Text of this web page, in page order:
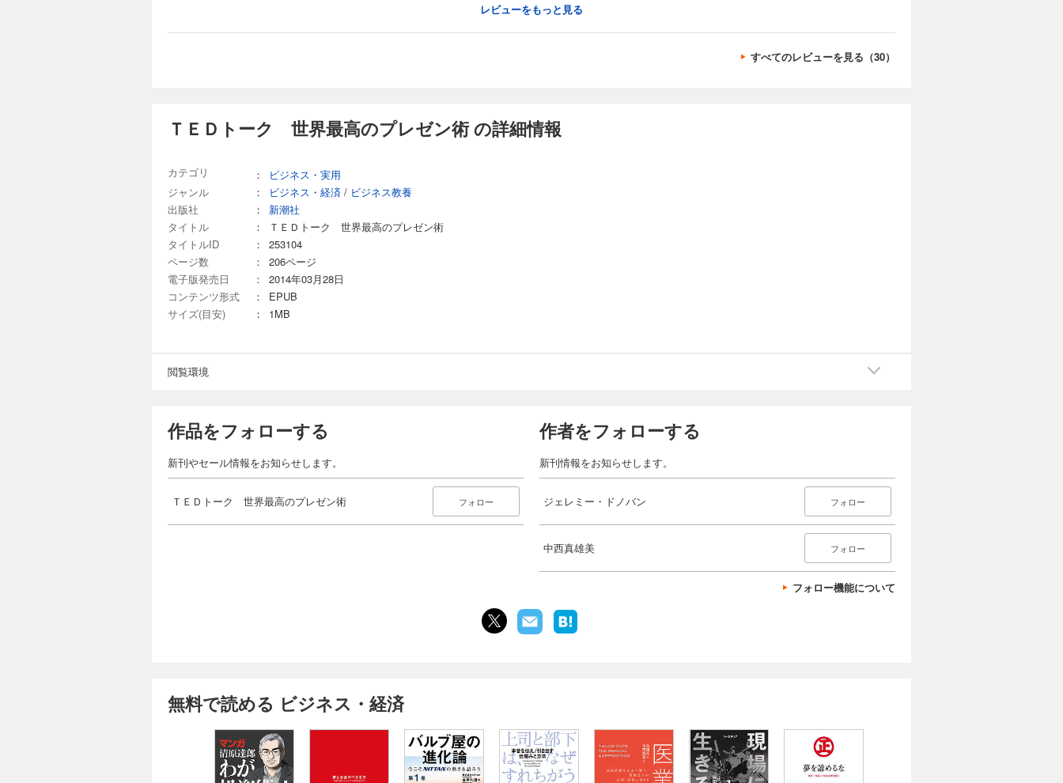
レビューをもっと見る
すべてのレビューを見る（30）
ＴＥＤトーク 世界最高のプレゼン術 の詳細情報
カテゴリ ：
ビジネス・実用
ジャンル
： ビジネス・経済 / ビジネス教養
出版社
：
新潮社
タイトル
：
ＴＥＤトーク 世界最高のプレゼン術
タイトルID
：
253104
ページ数
：
206ページ
電子版発売日
：
2014年03月28日
コンテンツ形式
：
EPUB
サイズ(目安)
： 1MB
閲覧環境
作品をフォローする
新刊やセール情報をお知らせします。
ＴＥＤトーク 世界最高のプレゼン術 フォロー
作者をフォローする
新刊情報をお知らせします。
ジェレミー・ドノバン フォロー
中西真雄美 フォロー
フォロー機能について
無料で読める ビジネス・経済